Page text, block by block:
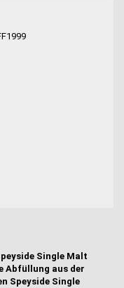
Single Malt
Abfüllung aus der
Speyside Single